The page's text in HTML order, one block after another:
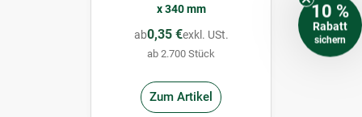
x 340 mm
ab0,35 €exkl. USt.
ab 2.700 Stück
Zum Artikel
10 %
Rabatt
sichern